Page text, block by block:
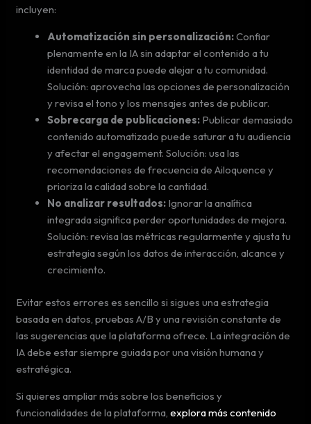
incluyen:
Automatización sin personalización:Confiar
plenamente en la IA sin adaptar el contenido a tu
identidad de marca puede alejar a tu comunidad.
Solución: aprovecha las opciones de personalización
y revisa el tono y los mensajes antes de publicar.
Sobrecarga de publicaciones: Publicar demasiado
contenido automatizado puede saturar a tu audiencia
y afectar el engagement. Solución: usa las
recomendaciones de frecuencia de Ailoquence y
prioriza la calidad sobre la cantidad.
No analizar resultados: Ignorar la analítica
integrada significa perder oportunidades de mejora.
Solución: revisa las métricas regularmente y ajusta tu
estrategia según los datos de interacción, alcance y
crecimiento.
Evitar estos errores es sencillo si sigues una estrategia
basada en datos, pruebas A/B y una revisión constante de
las sugerencias que la plataforma ofrece. La integración de
IA debe estar siempre guiada por una visión humana y
estratégica.
Si quieres ampliar más sobre los beneficios y
funcionalidades de la plataforma,explora más contenido